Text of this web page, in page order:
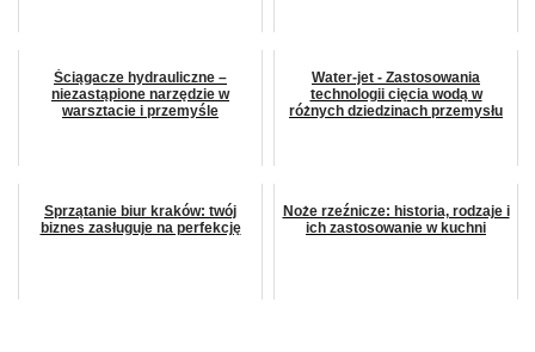
Ściągacze hydrauliczne –
niezastąpione narzędzie w
warsztacie i przemyśle
Water-jet - Zastosowania
technologii cięcia wodą w
różnych dziedzinach przemysłu
Sprzątanie biur kraków: twój
biznes zasługuje na perfekcję
Noże rzeźnicze: historia, rodzaje i
ich zastosowanie w kuchni